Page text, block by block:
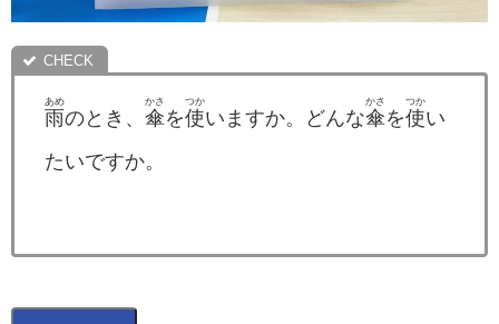
雨
あめ
のとき、 傘
かさ
を使
つか
いますか。どんな傘
かさ
を使
つか
い
たいですか。